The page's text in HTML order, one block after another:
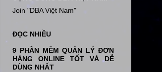
Join "DBA Việt Nam"
ĐỌC NHIỀU
9 PHẦN MỀM QUẢN LÝ ĐƠN
HÀNG ONLINE TỐT VÀ DỄ
DÙNG NHẤT